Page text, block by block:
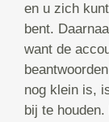
en u zich
bent.
want de
nog klein is,
bij te